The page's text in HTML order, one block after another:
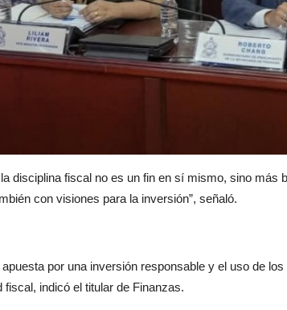
disciplina fiscal no es un fin en sí mismo, sino más
con visiones para la inversión”, señaló.
por una inversión responsable y el uso de
fiscal, indicó el titular de Finanzas.